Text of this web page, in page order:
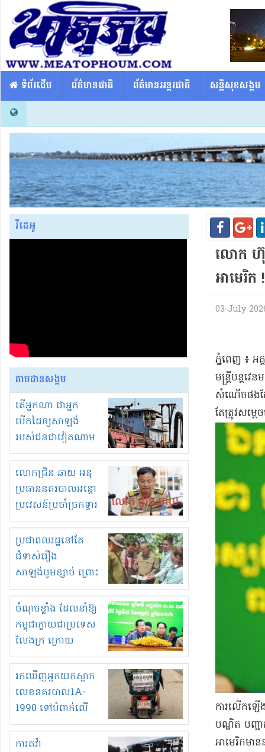
​​ ទំព័រដើម ព័ត៌មានជាតិ ព័ត៌មានអន្តរជាតិ សន្តិសុខសង្គម
វីដេអូ
តាមដានសង្គម
តើអ្នកណា ជាអ្នក
បើកដៃឲ្យសាឡង់
របស់ជនជាវៀតណាម
ចូល មកខុស
ច្បាប់លួចបូមខ្សាច់នៅ
ក្នុងប្រទេសកម្ពុជា
លោកជ្រិន ឆាយ អនុ
ប្រធាននគរបាលអន្តោ
ប្រវេសន៍ប្រចាំច្រកទ្វារ
ព្រំដែនភ្នំឌិន និងឈ្មួញ
មួយចំនួនទៀត
កំពង់តែគុបគិតគ្នា
ធ្វើសកម្មភាពរកស៊ីនិង
ស្តុកទំនិញគេចពន្ធ?
ប្រជាពលរដ្ឋនៅតែ
ជំទាស់រឿង
សាឡង់បូមខ្សាច់ ព្រោះ
ខ្លាចបាក់ច្រាំងទៀត!
ចំណុចខ្លាំង ដែលនាំឱ្យ
កម្ពុជាក្លាយជាប្រទេស
លែងក្រ ក្រោយ
ឆ្នាំ២០៣០
រកឃើញអ្នកយកស្លាក
លេខនគរបាល1A-
1990 ទៅបំពាក់លើ
ម៉ូតូរបស់ខ្លួន ដាកផ្លាក
រត់ឌុបហើយ
ការតវ៉ា
លោក ហ៊ុ
អាមេរិក !
03-July-
ភ្នំពេញ ៖ អ
មន្ត្រី​បន្ត
សំណើច​ផងដ
តែ​ត្រូវ​សម្ត
ការលើក
បណ្ឌិត បញ្
អាមេរិក​មា